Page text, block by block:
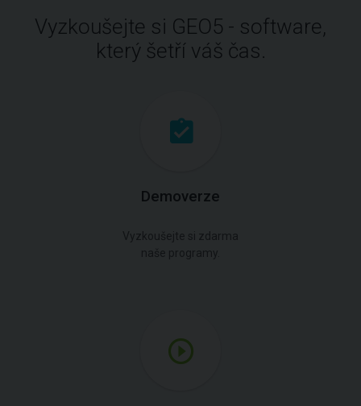
Vyzkoušejte si GEO5 - software,
který šetří váš čas.
Demoverze
Vyzkoušejte si zdarma
naše programy.